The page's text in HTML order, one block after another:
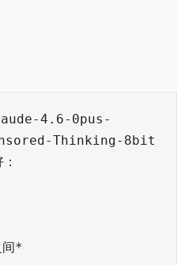
4.6-0pus-
Thinking-8bit
间*